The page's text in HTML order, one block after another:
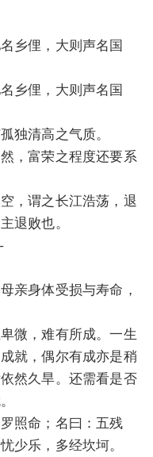
乡俚，大则声名国
乡俚，大则声名国
独清高之气质。
，富荣之程度还要系
，谓之长江浩荡，退
退败也。
亲身体受损与寿命，
微，难有所成。一生
就，偶尔有成亦是稍
然久旱。还需看是否
照命；名曰：五残
少乐，多经坎坷。